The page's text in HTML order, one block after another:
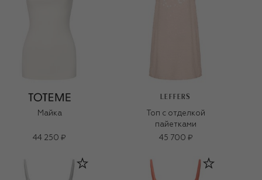
Майка
44 250 ₽
LEFFERS
Топ с отделкой
пайетками
45 700 ₽